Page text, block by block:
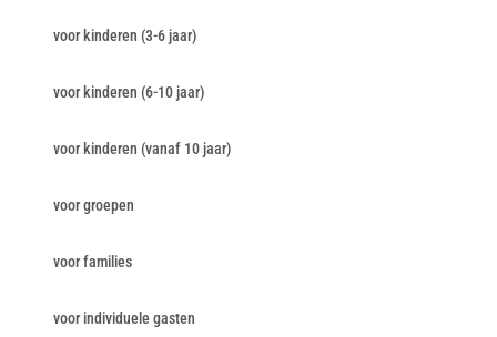
voor kinderen (3-6 jaar)
voor kinderen (6-10 jaar)
voor kinderen (vanaf 10 jaar)
voor groepen
voor families
voor individuele gasten